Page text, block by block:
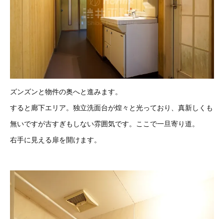
ズンズンと物件の奥へと進みます。
すると廊下エリア。独立洗面台が煌々と光っており、真新しくも
無いですが古すぎもしない雰囲気です。ここで一旦寄り道。
右手に見える扉を開けます。